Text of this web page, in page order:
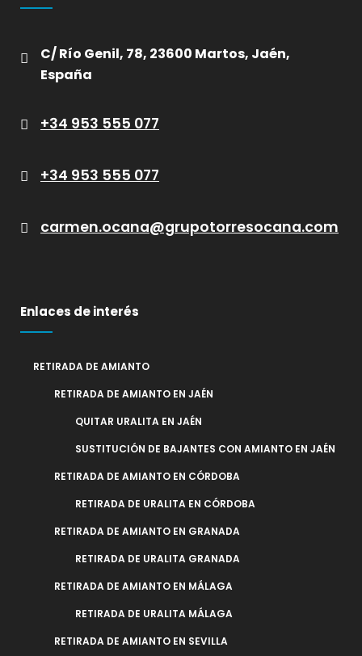
C/ Río Genil, 78, 23600 Martos, Jaén,
España
+34 953 555 077
+34 953 555 077
carmen.ocana@grupotorresocana.com
Enlaces de interés
RETIRADA DE AMIANTO
RETIRADA DE AMIANTO EN JAÉN
QUITAR URALITA EN JAÉN
SUSTITUCIÓN DE BAJANTES CON AMIANTO EN JAÉN
RETIRADA DE AMIANTO EN CÓRDOBA
RETIRADA DE URALITA EN CÓRDOBA
RETIRADA DE AMIANTO EN GRANADA
RETIRADA DE URALITA GRANADA
RETIRADA DE AMIANTO EN MÁLAGA
RETIRADA DE URALITA MÁLAGA
RETIRADA DE AMIANTO EN SEVILLA